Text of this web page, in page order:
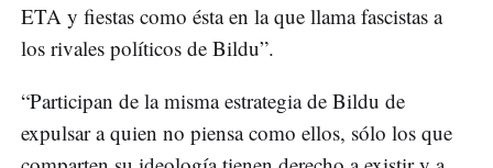
ETA y fiestas como ésta en la que llama fascistas a
los rivales políticos de Bildu”.
“Participan de la misma estrategia de Bildu de
expulsar a quien no piensa como ellos, sólo los que